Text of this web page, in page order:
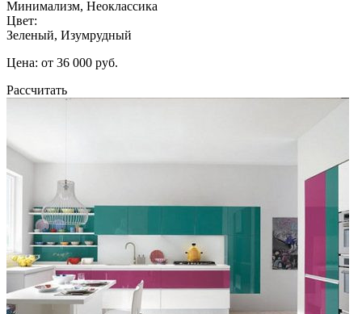
Минимализм, Неоклассика
Цвет:
Зеленый, Изумрудный
Цена: от 36 000 руб.
Рассчитать